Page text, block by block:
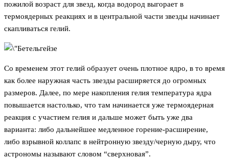
пожилой возраст для звезд, когда водород выгорает в
термоядерных реакциях и в центральной части звезды начинает
скапливаться гелий.
Со временем этот гелий образует очень плотное ядро, в то время
как более наружная часть звезды расширяется до огромных
размеров. Далее, по мере накопления гелия температура ядра
повышается настолько, что там начинается уже термоядерная
реакция с участием гелия и дальше может быть уже два
варианта: либо дальнейшее медленное горение-расширение,
либо взрывной коллапс в нейтронную звезду/черную дыру, что
астрономы называют словом “сверхновая”.